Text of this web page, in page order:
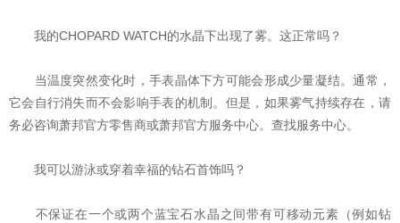
我的CHOPARD WATCH的水晶下出现了雾。这正常吗？
当温度突然变化时，手表晶体下方可能会形成少量凝结。通常，
它会自行消失而不会影响手表的机制。但是，如果雾气持续存在，请
务必咨询萧邦官方零售商或萧邦官方服务中心。查找服务中心。
我可以游泳或穿着幸福的钻石首饰吗？
不保证在一个或两个蓝宝石水晶之间带有可移动元素（例如钻